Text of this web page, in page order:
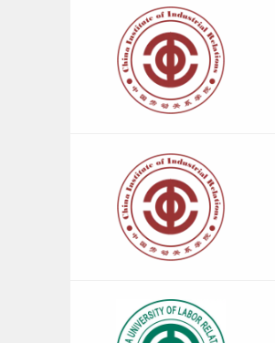
共
管
理
（面试）